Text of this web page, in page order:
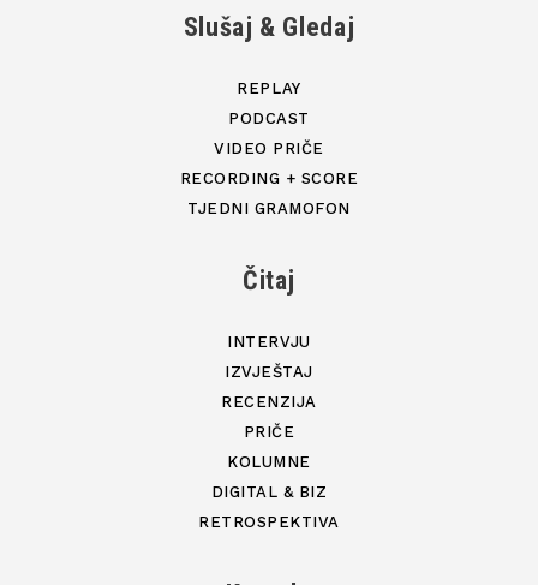
Slušaj & Gledaj
REPLAY
PODCAST
VIDEO PRIČE
RECORDING + SCORE
TJEDNI GRAMOFON
Čitaj
INTERVJU
IZVJEŠTAJ
RECENZIJA
PRIČE
KOLUMNE
DIGITAL & BIZ
RETROSPEKTIVA